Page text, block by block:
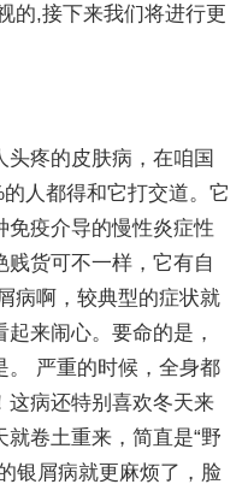
的,接下来我们将进行更
疼的皮肤病，在咱国
人都得和它打交道。它
免疫介导的慢性炎症性
贱货可不一样，它有自
病啊，较典型的症状就
来闹心。要命的是，
。 严重的时候，全身都
这病还特别喜欢冬天来
卷土重来，简直是“野
银屑病就更麻烦了，脸